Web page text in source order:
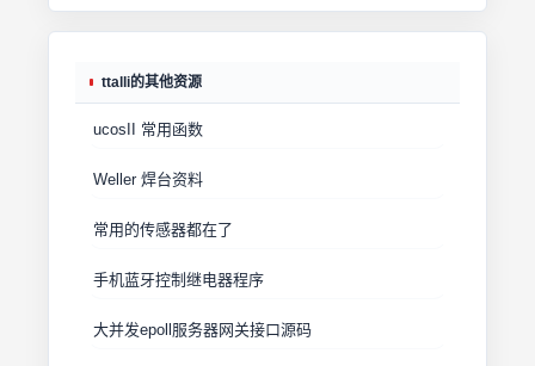
ttalli的其他资源
ucosII 常用函数
Weller 焊台资料
常用的传感器都在了
手机蓝牙控制继电器程序
大并发epoll服务器网关接口源码